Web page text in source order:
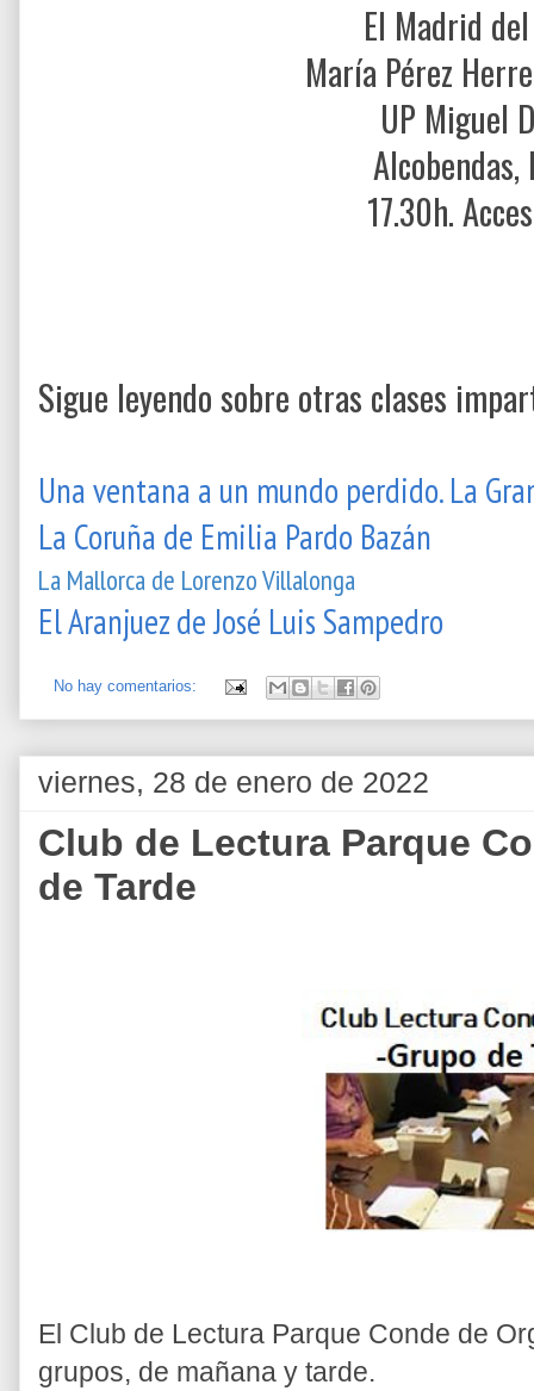
El Madrid
María Pérez
UP Miguel
17.30h.
Sigue leyendo sobre otras clases
Una ventana a un mundo perdido. La
La Coruña de Emilia Pardo Bazán
La Mallorca de Lorenzo Villalonga
El Aranjuez de José Luis Sampedro
No hay comentarios:
viernes, 28 de enero de 2022
Club de Lectura Parque
de Tarde
El Club de Lectura Parque Conde de
grupos, de mañana y tarde.